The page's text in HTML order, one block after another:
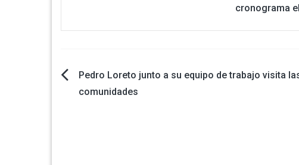
cronograma
Navegación
Pedro Loreto junto a su equipo de trabajo visita
comunidades